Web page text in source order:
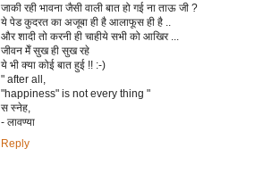
जाकी रही भावना जैसी वाली बात हो गई ना ताऊ जी ?
ये पेड कुदरत का अजूबा ही है आलाफूस ही है ..
और शादी तो करनी ही चाहीये सभी को आखिर ...
जीवन मेँ सुख ही सुख रहे
ये भी क्या कोई बात हुई !! :-)
" after all,
"happiness" is not every thing "
स स्नेह,
- लावण्या
Reply